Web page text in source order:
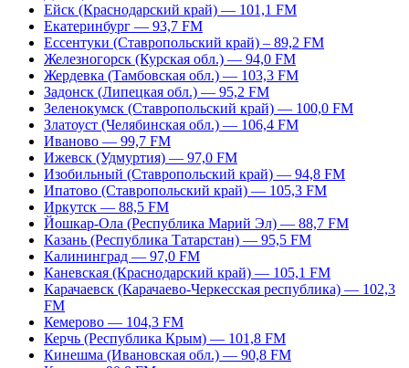
Ейск (Краснодарский край) — 101,1 FM
Екатеринбург — 93,7 FM
Ессентуки (Ставропольский край) – 89,2 FM
Железногорск (Курская обл.) — 94,0 FM
Жердевка (Тамбовская обл.) — 103,3 FM
Задонск (Липецкая обл.) — 95,2 FM
Зеленокумск (Ставропольский край) — 100,0 FM
Златоуст (Челябинская обл.) — 106,4 FM
Иваново — 99,7 FM
Ижевск (Удмуртия) — 97,0 FM
Изобильный (Ставропольский край) — 94,8 FM
Ипатово (Ставропольский край) — 105,3 FM
Иркутск — 88,5 FM
Йошкар-Ола (Республика Марий Эл) — 88,7 FM
Казань (Республика Татарстан) — 95,5 FM
Калининград — 97,0 FM
Каневская (Краснодарский край) — 105,1 FM
Карачаевск (Карачаево-Черкесская республика) — 102,3
FM
Кемерово — 104,3 FM
Керчь (Республика Крым) — 101,8 FM
Кинешма (Ивановская обл.) — 90,8 FM